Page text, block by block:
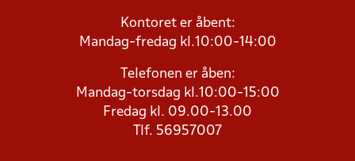
Kontoret er åbent:
Mandag-fredag kl.10:00-14:00
Telefonen er åben:
Mandag-torsdag kl.10:00-15:00
Fredag kl. 09.00-13.00
Tlf. 56957007